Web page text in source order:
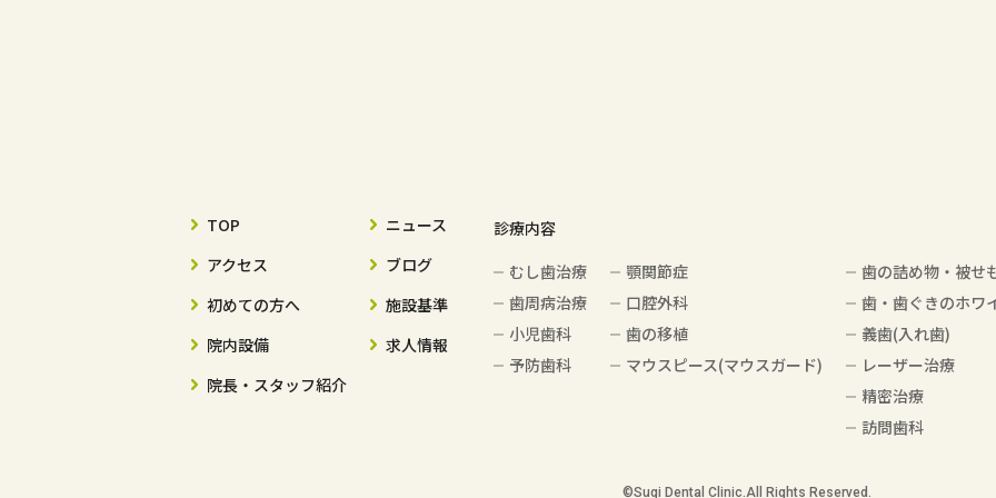
TOP
アクセス
初めての方へ
院内設備
院長・スタッフ紹介
ニュース
ブログ
施設基準
求人情報
診療内容
むし歯治療
歯周病治療
小児歯科
予防歯科
顎関節症
口腔外科
歯の移植
マウスピース(マウスガード)
歯の詰め物・被せ
歯・歯ぐきのホワ
義歯(入れ歯)
レーザー治療
精密治療
訪問歯科
©️Sugi Dental Clinic.All Rights Reserved.